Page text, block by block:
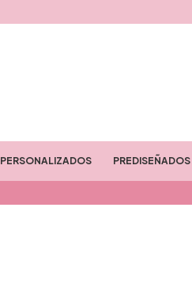
PERSONALIZADOS PREDISEÑADOS